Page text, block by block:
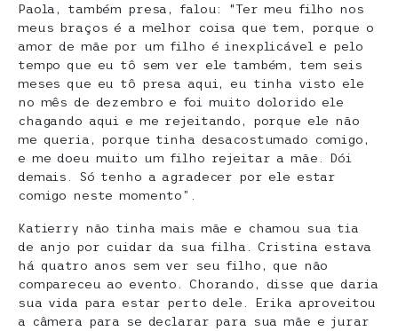
Paola, também presa, falou: “Ter meu filho nos
meus braços é a melhor coisa que tem, porque o
amor de mãe por um filho é inexplicável e pelo
tempo que eu tô sem ver ele também, tem seis
meses que eu tô presa aqui, eu tinha visto ele
no mês de dezembro e foi muito dolorido ele
chagando aqui e me rejeitando, porque ele não
me queria, porque tinha desacostumado comigo,
e me doeu muito um filho rejeitar a mãe. Dói
demais. Só tenho a agradecer por ele estar
comigo neste momento”.
Katierry não tinha mais mãe e chamou sua tia
de anjo por cuidar da sua filha. Cristina estava
há quatro anos sem ver seu filho, que não
compareceu ao evento. Chorando, disse que daria
sua vida para estar perto dele. Erika aproveitou
a câmera para se declarar para sua mãe e jurar